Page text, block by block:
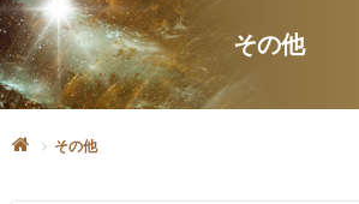
その他
その他